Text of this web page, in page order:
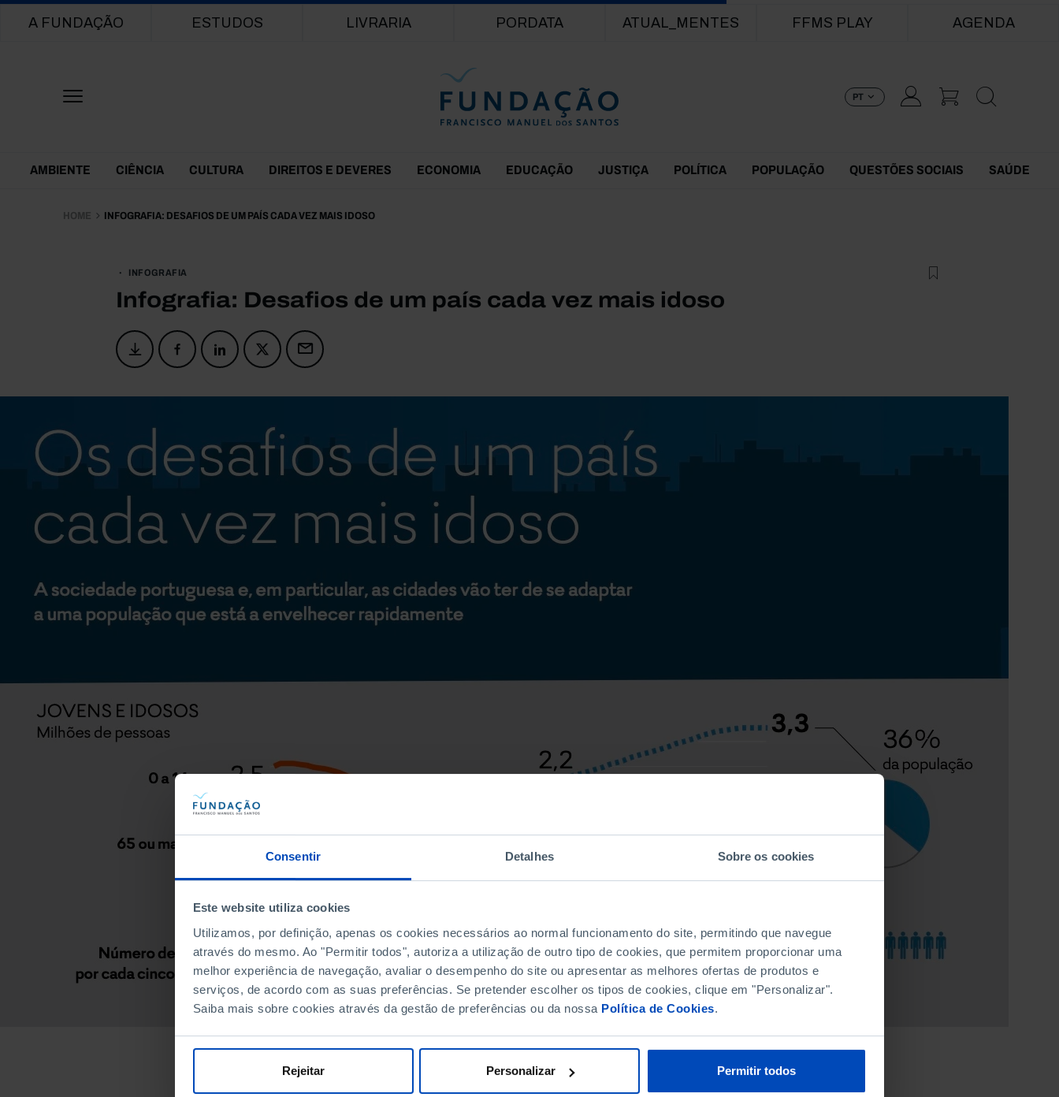
Consentir Detalhes Sobre os cookies
Este website utiliza cookies
Utilizamos, por definição, apenas os cookies necessários ao normal funcionamento do site, permitindo que navegue
através do mesmo. Ao "Permitir todos", autoriza a utilização de outro tipo de cookies, que permitem proporcionar uma
melhor experiência de navegação, avaliar o desempenho do site ou apresentar as melhores ofertas de produtos e
serviços, de acordo com as suas preferências. Se pretender escolher os tipos de cookies, clique em "Personalizar".
Saiba mais sobre cookies através da gestão de preferências ou da nossa Política de Cookies.
Rejeitar Personalizar Permitir todos
Main navigation
A FUNDAÇÃO ESTUDOS LIVRARIA PORDATA ATUAL_MENTES FFMS PLAY AGENDA
PT
Themes Menu
AMBIENTE CIÊNCIA CULTURA DIREITOS E DEVERES ECONOMIA EDUCAÇÃO JUSTIÇA POLÍTICA POPULAÇÃO QUESTÕES SOCIAIS SAÚDE
HOME INFOGRAFIA: DESAFIOS DE UM PAÍS CADA VEZ MAIS IDOSO
INFOGRAFIA
Infografia: Desafios de um país cada vez mais idoso